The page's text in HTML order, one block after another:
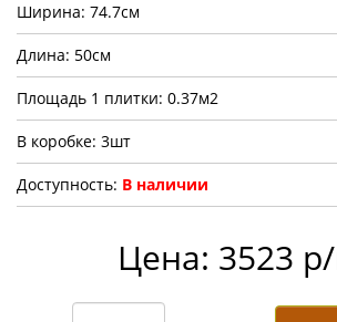
Ширина: 74.7см
Длина: 50см
Площадь 1 плитки: 0.37м2
В коробке: 3шт
Доступность: В наличии
Цена: 3523